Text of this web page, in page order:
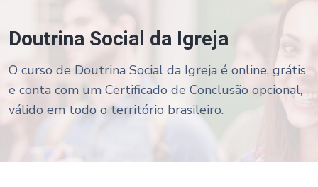
Doutrina Social da Igreja
O curso de Doutrina Social da Igreja é online, grátis
e conta com um Certificado de Conclusão opcional,
válido em todo o território brasileiro.